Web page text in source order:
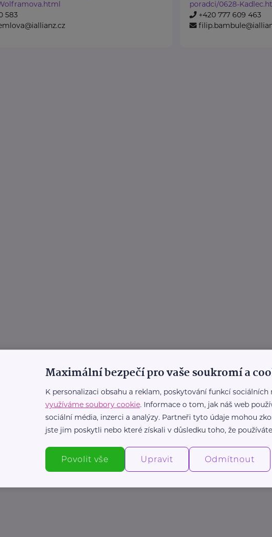
583
poradci/0628-
+420 777 609 463
Maximální bezpečí pro vaše soukromí a
K personalizaci obsahu a reklam, poskytování funkcí
využíváme soubory cookie. Informace o tom, jak náš web
sociální média, inzerci a analýzy. Partneři tyto údaje mohou
jste jim poskytli nebo které získali v důsledku toho, že
Povolit vše Upravit Odmítnout